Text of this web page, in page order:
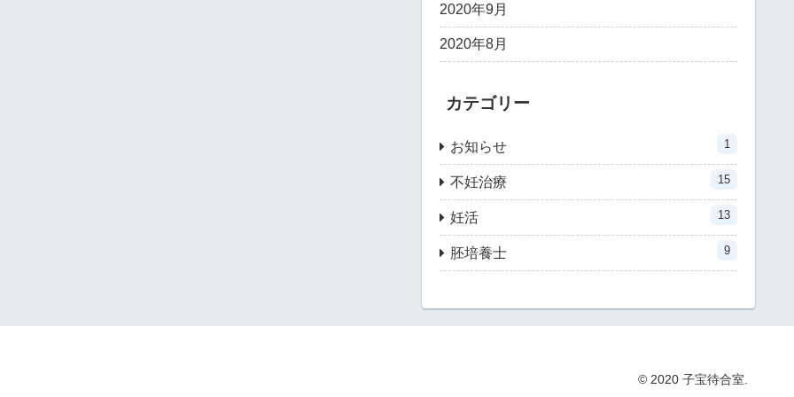
2020年9月
2020年8月
カテゴリー
お知らせ 1
不妊治療 15
妊活 13
胚培養士 9
© 2020 子宝待合室.